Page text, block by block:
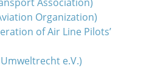
Organization)
of Air Line Pilots’
e.V.)